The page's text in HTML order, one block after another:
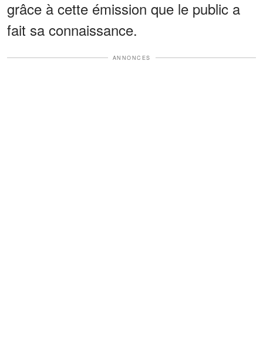
grâce à cette émission que le public a
fait sa connaissance.
ANNONCES